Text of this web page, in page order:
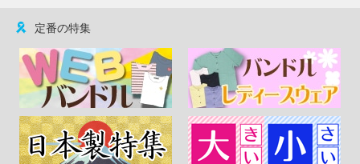
定番の特集